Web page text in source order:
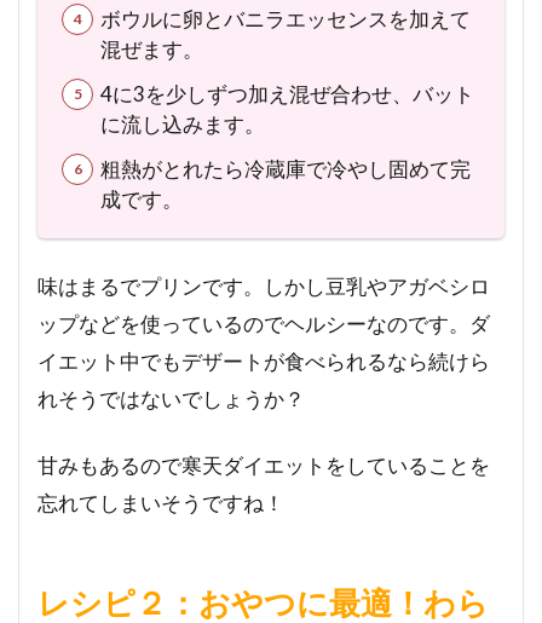
トマ
彩り
ダ
ボウルに卵とバニラエッセンスを加えて
混ぜます。
4に3を少しずつ加え混ぜ合わせ、バット
に流し込みます。
粗熱がとれたら冷蔵庫で冷やし固めて完
成です。
味はまるでプリンです。しかし豆乳やアガベシロ
ップなどを使っているのでヘルシーなのです。ダ
イエット中でもデザートが食べられるなら続けら
れそうではないでしょうか？
甘みもあるので寒天ダイエットをしていることを
忘れてしまいそうですね！
レシピ２：おやつに最適！わら